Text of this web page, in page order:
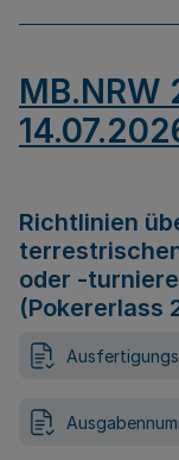
MB.NRW
Richtlinien
oder -
(Pokererlass